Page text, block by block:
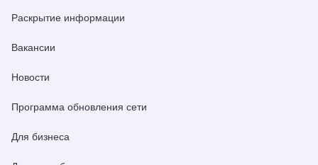
Раскрытие информации
Вакансии
Новости
Программа обновления сети
Для бизнеса